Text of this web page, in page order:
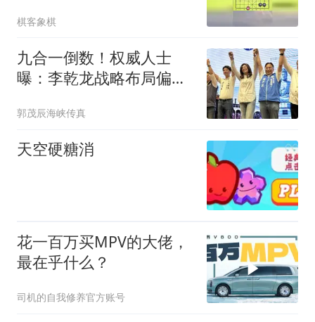
棋客象棋
九合一倒数！权威人士
曝：李乾龙战略布局偏差
艰困选区
郭茂辰海峡传真
天空硬糖消
花一百万买MPV的大佬，
最在乎什么？
司机的自我修养官方账号